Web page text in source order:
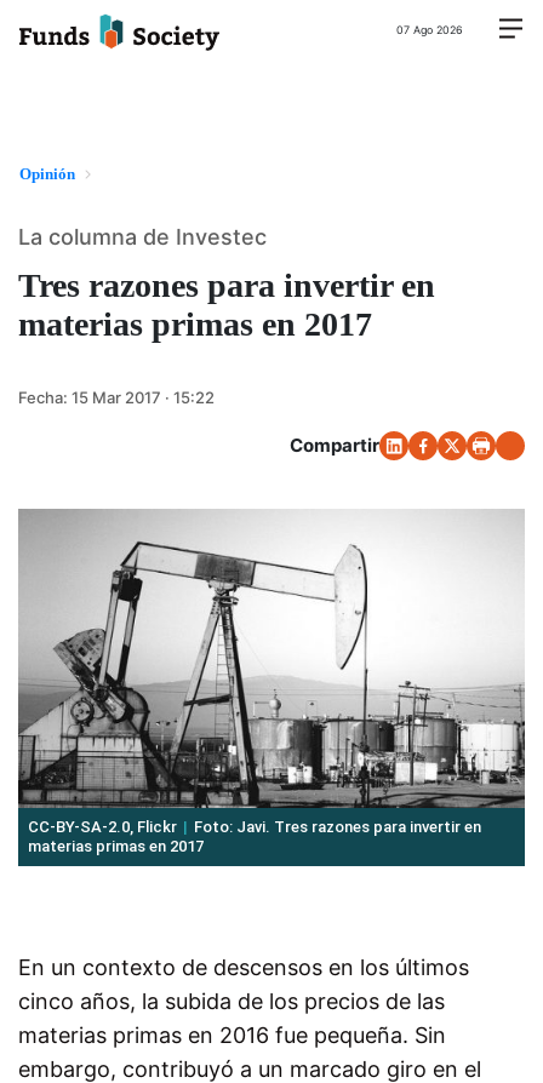
07 Ago 2026
Opinión
Tres razones para invertir en
materias primas en 2017
La columna de Investec
Fecha: 15 Mar 2017 · 15:22
Compartir
CC-BY-SA-2.0, Flickr
Foto: Javi. Tres razones para invertir en
materias primas en 2017
En un contexto de descensos en los últimos
cinco años, la subida de los precios de las
materias primas en 2016 fue pequeña. Sin
embargo, contribuyó a un marcado giro en el